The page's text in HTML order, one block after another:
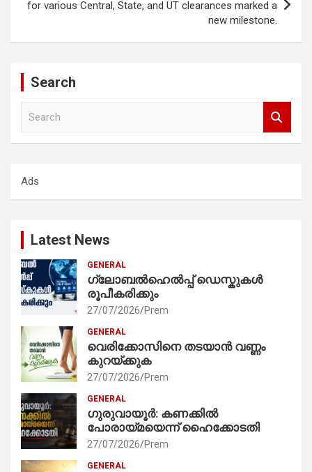
for various Central, State, and UT clearances marked a
new milestone.
Search
h
Ads
Latest News
GENERAL
ഗ്ലോബൽഹെൽപ്പ് ഡെസ്കുകൾ
രൂപീകരിക്കും
27/07/2026 Prem
GENERAL
വെരിക്കോസിനെ തടയാൻ വണ്ണം
കുറയ്ക്കുക
27/07/2026 Prem
GENERAL
ഗുരുവായൂർ: കണക്കിൽ
പോരായ്മയെന്ന് ഹൈക്കോടതി
27/07/2026 Prem
GENERAL